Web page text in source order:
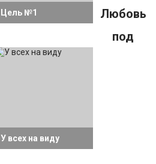
Цель №1
У всех на виду
Любовь
под